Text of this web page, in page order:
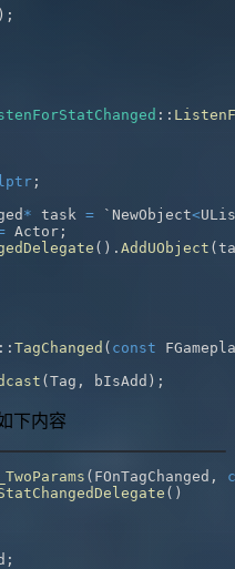
) ;
::
;
* task = `NewObject<
Actor ;
( ) . AddUObject (
:: TagChanged ( const
(Tag , bIsAdd ) ;
下内容
( FOnTagChanged ,
( )
;